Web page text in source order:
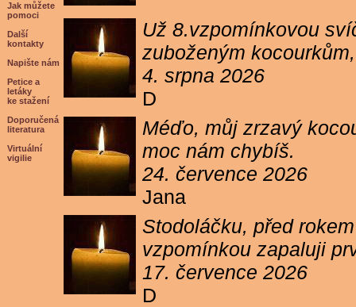
Jak můžete
pomoci
Další
kontakty
Napište nám
Petice a
letáky
ke stažení
Doporučená
literatura
Virtuální
vigilie
Už 8.vzpomínkovou
zuboženým
4. srpna 2026
D
Méďo, můj zrzavý
moc nám chybíš.
24. července 2026
Jana
Stodoláčku, před
vzpomínkou zapaluji
17. července 2026
D